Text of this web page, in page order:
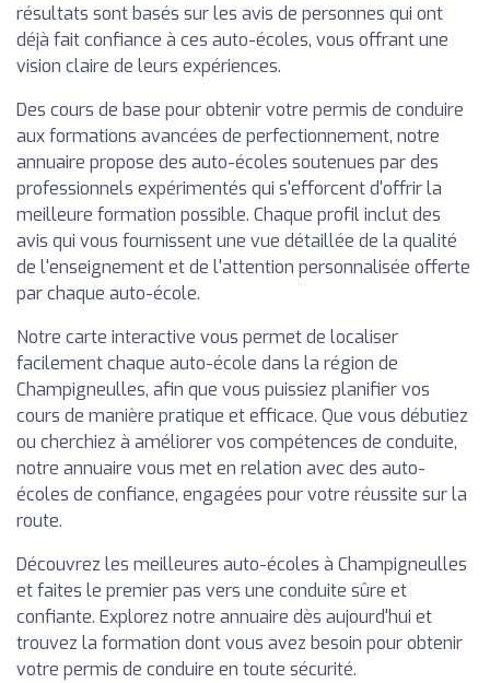
résultats sont basés sur les avis de personnes qui ont
déjà fait confiance à ces auto-écoles, vous offrant une
vision claire de leurs expériences.
Des cours de base pour obtenir votre permis de conduire
aux formations avancées de perfectionnement, notre
annuaire propose des auto-écoles soutenues par des
professionnels expérimentés qui s'efforcent d'offrir la
meilleure formation possible. Chaque profil inclut des
avis qui vous fournissent une vue détaillée de la qualité
de l'enseignement et de l'attention personnalisée offerte
par chaque auto-école.
Notre carte interactive vous permet de localiser
facilement chaque auto-école dans la région de
Champigneulles, afin que vous puissiez planifier vos
cours de manière pratique et efficace. Que vous débutiez
ou cherchiez à améliorer vos compétences de conduite,
notre annuaire vous met en relation avec des auto-
écoles de confiance, engagées pour votre réussite sur la
route.
Découvrez les meilleures auto-écoles à Champigneulles
et faites le premier pas vers une conduite sûre et
confiante. Explorez notre annuaire dès aujourd'hui et
trouvez la formation dont vous avez besoin pour obtenir
votre permis de conduire en toute sécurité.